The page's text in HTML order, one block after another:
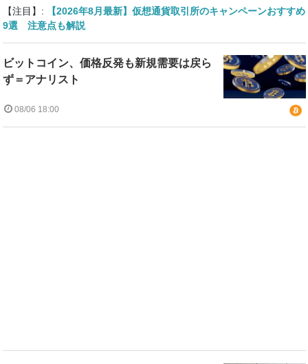
【注目】:
【2026年8月最新】仮想通貨取引所のキャンペーンおすすめ
9選 注意点も解説
ビットコイン、価格反発も新規需要は戻ら
ず＝アナリスト
08/06 18:00